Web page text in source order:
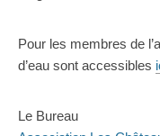
Pour les membres de
d’eau sont accessibles
Le Bureau